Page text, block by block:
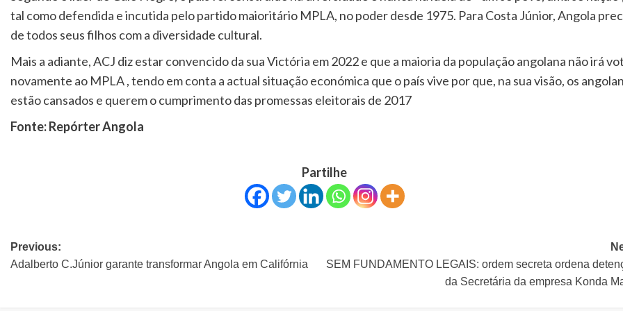
tal como defendida e incutida pelo partido maioritário MPLA, no poder desde 1975. Para Costa Júnior, Angola
de todos seus filhos com a diversidade cultural.
Mais a adiante, ACJ diz estar convencido da sua Victória em 2022 e que a maioria da população angolana não irá
novamente ao MPLA , tendo em conta a actual situação económica que o país vive por que, na sua visão, os
estão cansados e querem o cumprimento das promessas eleitorais de 2017
Fonte: Repórter Angola
Partilhe
Previous:
Adalberto C.Júnior garante transformar Angola em Califórnia
SEM FUNDAMENTO LEGAIS: ordem secreta ordena
da Secretária da empresa Konda